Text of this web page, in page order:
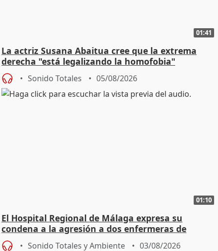
01:41
La actriz Susana Abaitua cree que la extrema
derecha "está legalizando la homofobia"
Sonido Totales 05/08/2026
01:10
El Hospital Regional de Málaga expresa su
condena a la agresión a dos enfermeras de
Urgencias
Sonido Totales y Ambiente 03/08/2026